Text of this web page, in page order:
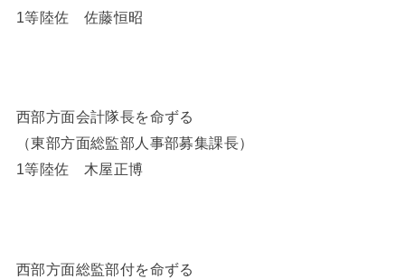
1等陸佐 佐藤恒昭
西部方面会計隊長を命ずる
（東部方面総監部人事部募集課長）
1等陸佐 木屋正博
西部方面総監部付を命ずる